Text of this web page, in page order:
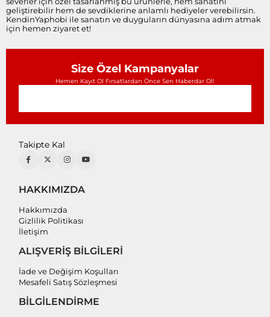
geliştirebilir hem de sevdiklerine anlamlı hediyeler verebilirsin.
KendinYaphobi ile sanatın ve duyguların dünyasına adım atmak
için hemen ziyaret et!
Size Özel Kampanyalar
Hemen Kayıt Ol Fırsatlardan Önce Sen Haberdar Ol!
Takipte Kal
HAKKIMIZDA
Hakkımızda
Gizlilik Politikası
İletişim
ALIŞVERİŞ BİLGİLERİ
İade ve Değişim Koşulları
Mesafeli Satış Sözleşmesi
BİLGİLENDİRME